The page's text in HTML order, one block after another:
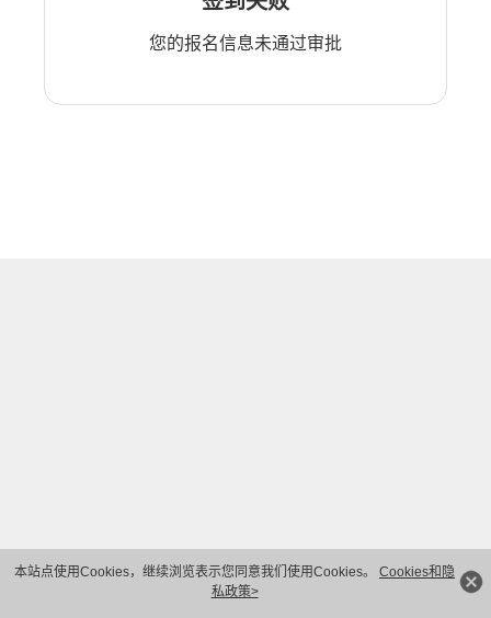
本站点使用Cookies，继续浏览表示您同意我们使用Cookies。 Cookies和隐
私政策>
您的报名信息未通过审批